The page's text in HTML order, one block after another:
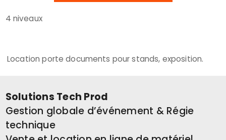
4 niveaux
Location porte documents pour stands, exposition.
Solutions Tech Prod
Gestion globale d’événement & Régie
technique